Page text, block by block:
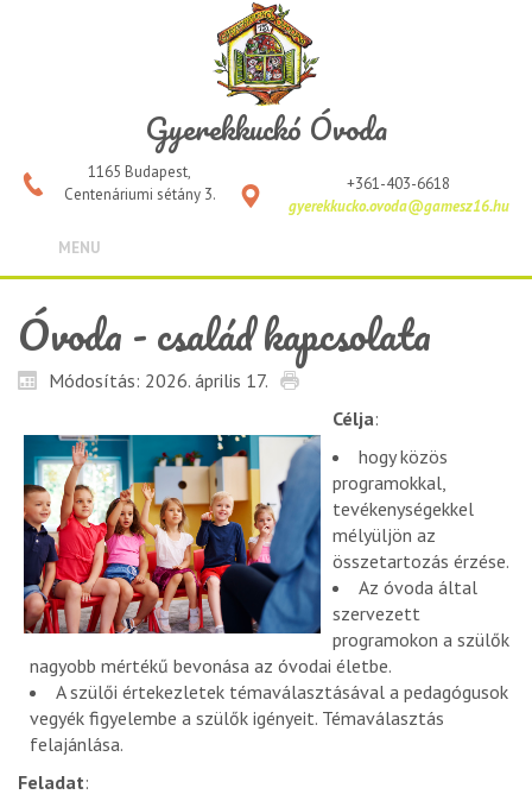
Gyerekkuckó Óvoda
1165 Budapest,
Centenáriumi sétány 3.
+361-403-6618
gyerekkucko.ovoda@gamesz16.hu
MENU
Óvoda - család kapcsolata
Módosítás: 2026. április 17.
Célja:
hogy közös
programokkal,
tevékenységekkel
mélyüljön az
összetartozás érzése.
Az óvoda által
szervezett
programokon a szülők
nagyobb mértékű bevonása az óvodai életbe.
A szülői értekezletek témaválasztásával a pedagógusok
vegyék figyelembe a szülők igényeit. Témaválasztás
felajánlása.
Feladat: